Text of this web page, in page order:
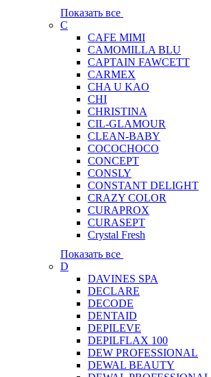
Показать все
C
CAFE MIMI
CAMOMILLA BLU
CAPTAIN FAWCETT
CARMEX
CHA U KAO
CHI
CHRISTINA
CIL-GLAMOUR
CLEAN-BABY
COCOCHOCO
CONCEPT
CONSLY
CONSTANT DELIGHT
CRAZY COLOR
CURAPROX
CURASEPT
Crystal Fresh
Показать все
D
DAVINES SPA
DECLARE
DECODE
DENTAID
DEPILEVE
DEPILFLAX 100
DEW PROFESSIONAL
DEWAL BEAUTY